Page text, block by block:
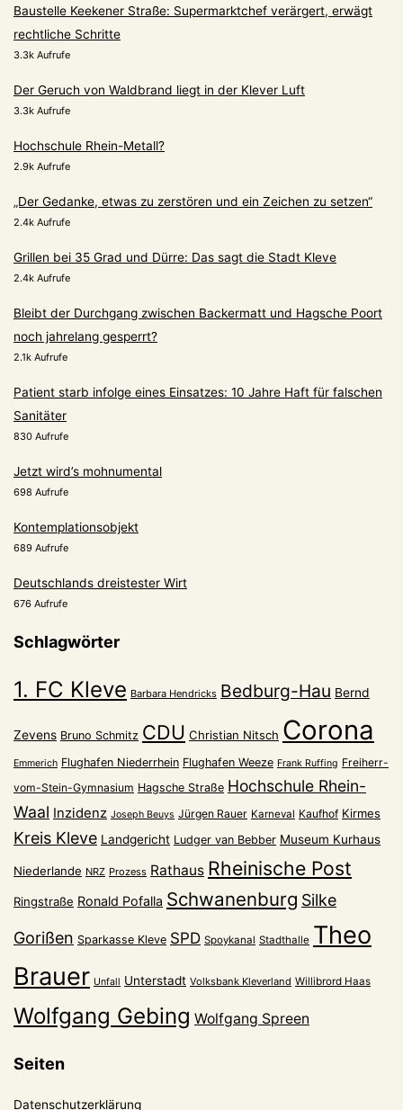
Baustelle Keekener Straße: Supermarktchef verärgert, erwägt
rechtliche Schritte
3.3k Aufrufe
Der Geruch von Waldbrand liegt in der Klever Luft
3.3k Aufrufe
Hochschule Rhein-Metall?
2.9k Aufrufe
„Der Gedanke, etwas zu zerstören und ein Zeichen zu setzen“
2.4k Aufrufe
Grillen bei 35 Grad und Dürre: Das sagt die Stadt Kleve
2.4k Aufrufe
Bleibt der Durchgang zwischen Backermatt und Hagsche Poort
noch jahrelang gesperrt?
2.1k Aufrufe
Patient starb infolge eines Einsatzes: 10 Jahre Haft für falschen
Sanitäter
830 Aufrufe
Jetzt wird’s mohnumental
698 Aufrufe
Kontemplationsobjekt
689 Aufrufe
Deutschlands dreistester Wirt
676 Aufrufe
Schlagwörter
1. FC Kleve Barbara Hendricks Bedburg-Hau Bernd
Zevens Bruno Schmitz CDU Christian Nitsch Corona
Emmerich Flughafen Niederrhein Flughafen Weeze Frank Ruffing Freiherr-
vom-Stein-Gymnasium Hagsche Straße Hochschule Rhein-
Waal Inzidenz Joseph Beuys Jürgen Rauer Karneval Kaufhof Kirmes
Kreis Kleve Landgericht Ludger van Bebber Museum Kurhaus
Niederlande NRZ Prozess Rathaus Rheinische Post
Ringstraße Ronald Pofalla Schwanenburg Silke
Gorißen Sparkasse Kleve SPD Spoykanal Stadthalle Theo
Brauer Unfall Unterstadt Volksbank Kleverland Willibrord Haas
Wolfgang Gebing Wolfgang Spreen
Seiten
Datenschutzerklärung